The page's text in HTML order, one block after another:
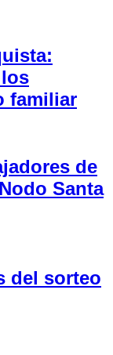
familiar
de
Santa
del sorteo